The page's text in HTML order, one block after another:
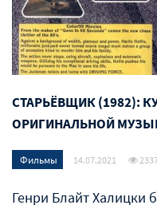
СТАРЬЁВЩИК (1982):
ОРИГИНАЛЬНОЙ
Фильмы 14.07.2021
Генри Блайт Халицки